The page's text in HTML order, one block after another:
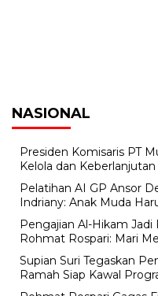
NASIONAL
Presiden Komisaris PT
Kelola dan
Pelatihan AI GP Ansor
Indriany: Anak Muda
Pengajian Al-Hikam
Rohmat Rospari: Mari
Supian Suri Tegaskan
Ramah Siap Kawal